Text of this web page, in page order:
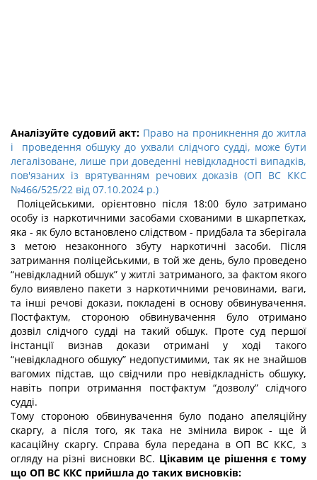
Аналізуйте судовий акт: Право на проникнення до житла
і проведення обшуку до ухвали слідчого судді, може бути
легалізоване, лише при доведенні невідкладності випадків,
пов'язаних із врятуванням речових доказів (ОП ВС ККС
№466/525/22 від 07.10.2024 р.)
Поліцейськими, орієнтовно після 18:00 було затримано
особу із наркотичними засобами схованими в шкарпетках,
яка - як було встановлено слідством - придбала та зберігала
з метою незаконного збуту наркотичні засоби. Після
затримання поліцейськими, в той же день, було проведено
“невідкладний обшук” у житлі затриманого, за фактом якого
було виявлено пакети з наркотичними речовинами, ваги,
та інші речові докази, покладені в основу обвинувачення.
Постфактум, стороною обвинувачення було отримано
дозвіл слідчого судді на такий обшук. Проте суд першої
інстанції визнав докази отримані у ході такого
“невідкладного обшуку” недопустимими, так як не знайшов
вагомих підстав, що свідчили про невідкладність обшуку,
навіть попри отримання постфактум “дозволу” слідчого
судді.
Тому стороною обвинувачення було подано апеляційну
скаргу, а після того, як така не змінила вирок - ще й
касаційну скаргу. Справа була передана в ОП ВС ККС, з
огляду на різні висновки ВС. Цікавим це рішення є тому
що ОП ВС ККС прийшла до таких висновків: